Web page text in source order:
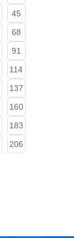
45
68
91
114
137
160
183
206